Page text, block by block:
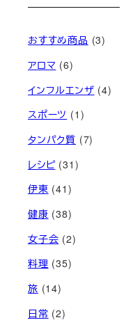
おすすめ商品 (3)
アロマ (6)
インフルエンザ (4)
スポーツ (1)
タンパク質 (7)
レシピ(31)
伊東 (41)
健康 (38)
女子会 (2)
料理 (35)
旅 (14)
日常 (2)